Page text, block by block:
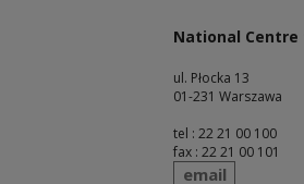
National Centre
ul. Płocka 13
01-231 Warszawa
tel : 22 21 00 100
fax : 22 21 00 101
send
email